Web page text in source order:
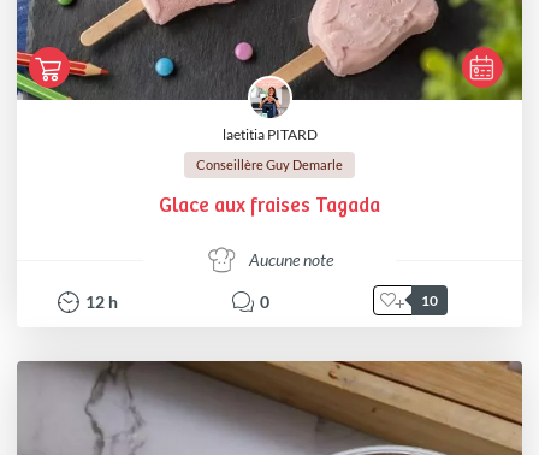
laetitia PITARD
Conseillère Guy Demarle
Glace aux fraises Tagada
Aucune note
12 h 0 10